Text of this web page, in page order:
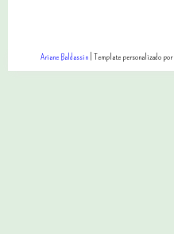
Ariane Baldassin| Template personalizado por